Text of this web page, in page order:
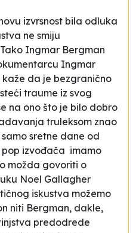
izvrsnost bila odluka
ne smiju
Ingmar Bergman
Ingmar
kaže da je bezgranično
traume iz svog
na ono što je bilo dobro
truleksom znao
sretne dane od
pop izvođača imamo
možda govoriti o
Noel Gallagher
iskustva možemo
niti Bergman, dakle,
predodrede